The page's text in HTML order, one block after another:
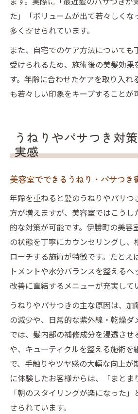
た」「ボリュームが出て若々しくな
多く寄せられています。
また、自宅でのケア方法についても
受けられるため、施術後の美髪効果
す。年齢に合わせたケアを取り入れ
も若々しい印象をキープすることが
うねりやパサつき対
実感
美容室でできるうねり・パサつき
年齢を重ねると髪のうねりやパサつ
方が増えますが、美容室ではこうし
的な対策が可能です。伊勝町の美容
の状態を丁寧にカウンセリングし
ローチする施術が特徴です。たとえ
トメントや水分バランスを整える
改善に直結するメニューが充実して
うねりやパサつきの主な原因は、
の減少や、日常的な紫外線・乾燥ダ
では、髪内部の補修成分を浸透させ
や、キューティクルを整える施術を
で、手触りやツヤ感の大幅な向上が
に体験したお客様からは、「まとま
「朝のスタイリングが楽になった
せられています。